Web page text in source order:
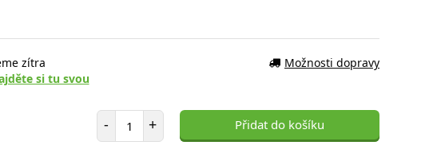
zítra
si tu svou
Možnosti dopravy
- Počet položek
+ Přidat do košíku